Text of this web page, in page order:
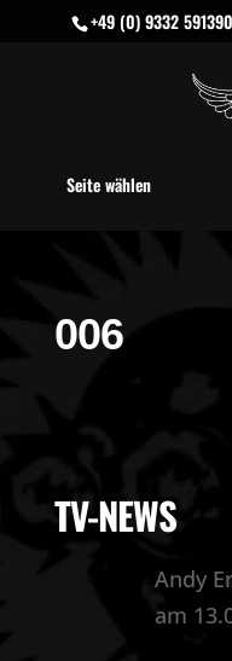
+49 (0) 9332
Seite wählen
006
TV-NEWS
Andy
am